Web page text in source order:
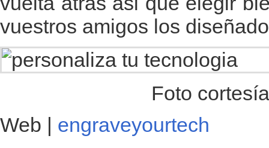
vuestros amigos los
Foto
Web | engraveyourtech